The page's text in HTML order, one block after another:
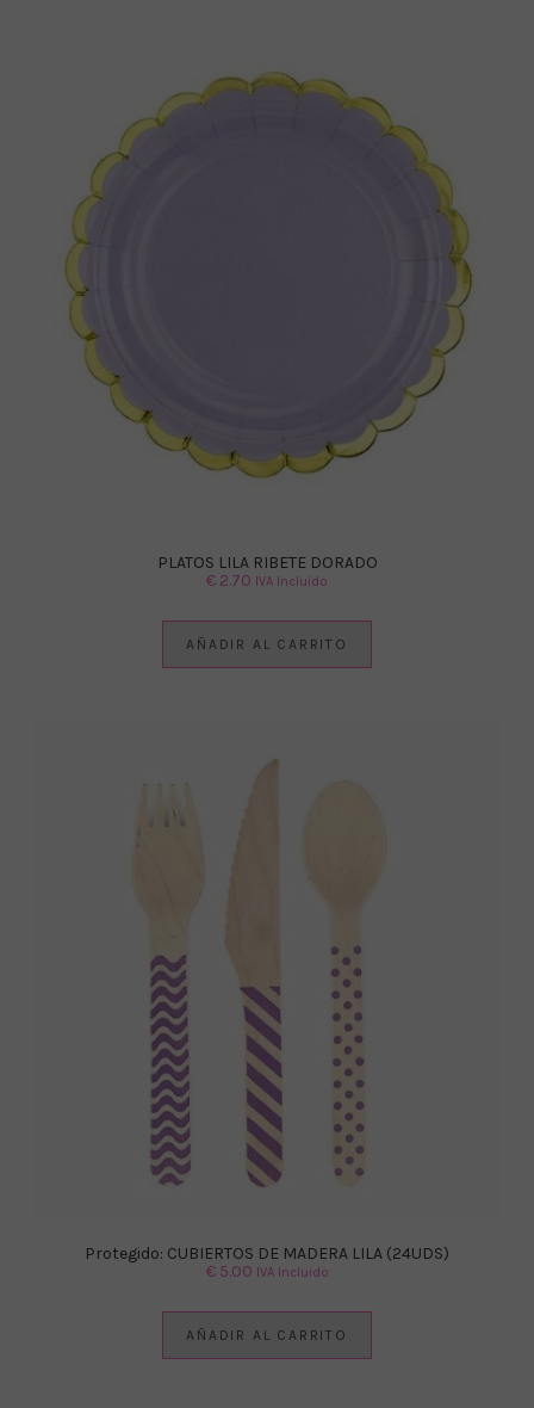
PLATOS LILA RIBETE DORADO
€ 2.70 IVA Incluido
AÑADIR AL CARRITO
Protegido: CUBIERTOS DE MADERA LILA (24UDS)
€5.00 IVA Incluido
AÑADIR AL CARRITO